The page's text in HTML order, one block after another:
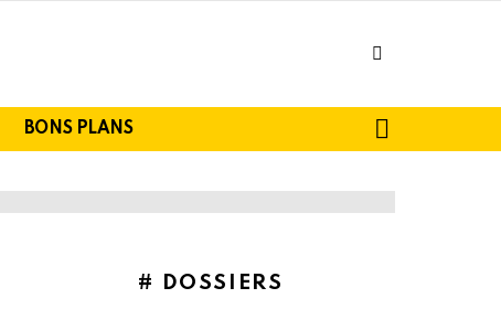
BONS PLANS
# DOSSIERS